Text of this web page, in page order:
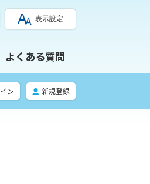
表示設定
よくある質問
ン 新規登録